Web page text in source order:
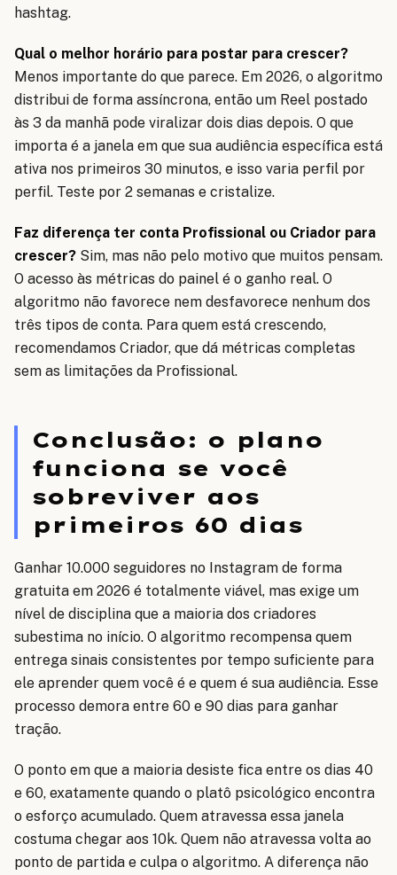
hashtag.
Qual o melhor horário para postar para crescer?
Menos importante do que parece. Em 2026, o algoritmo
distribui de forma assíncrona, então um Reel postado
às 3 da manhã pode viralizar dois dias depois. O que
importa é a janela em que sua audiência específica está
ativa nos primeiros 30 minutos, e isso varia perfil por
perfil. Teste por 2 semanas e cristalize.
Faz diferença ter conta Profissional ou Criador para
crescer? Sim, mas não pelo motivo que muitos pensam.
O acesso às métricas do painel é o ganho real. O
algoritmo não favorece nem desfavorece nenhum dos
três tipos de conta. Para quem está crescendo,
recomendamos Criador, que dá métricas completas
sem as limitações da Profissional.
Conclusão: o plano
funciona se você
sobreviver aos
primeiros 60 dias
Ganhar 10.000 seguidores no Instagram de forma
gratuita em 2026 é totalmente viável, mas exige um
nível de disciplina que a maioria dos criadores
subestima no início. O algoritmo recompensa quem
entrega sinais consistentes por tempo suficiente para
ele aprender quem você é e quem é sua audiência. Esse
processo demora entre 60 e 90 dias para ganhar
tração.
O ponto em que a maioria desiste fica entre os dias 40
e 60, exatamente quando o platô psicológico encontra
o esforço acumulado. Quem atravessa essa janela
costuma chegar aos 10k. Quem não atravessa volta ao
ponto de partida e culpa o algoritmo. A diferença não